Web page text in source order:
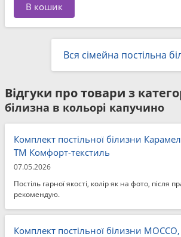
В кошик
Вся сімейна постільна
Відгуки про товари з
білизна в кольорі капучино
Комплект постільної білизни
ТМ Комфорт-текстиль
07.05.2026
Постіль гарної якості, колір як на фото, після
рекомендую.
Комплект постільної білизни